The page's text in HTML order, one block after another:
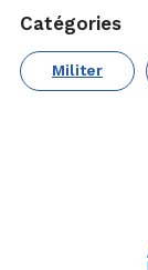
Catégories
Militer